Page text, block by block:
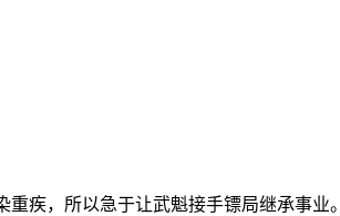
疾，所以急于让武魁接手镖局继承事业。